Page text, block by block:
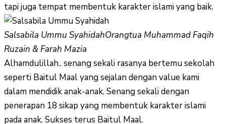
tapi juga tempat membentuk karakter islami yang baik.
Salsabila Ummu SyahidahOrangtua Muhammad Faqih
Ruzain & Farah Mazia
Alhamdulillah.. senang sekali rasanya bertemu sekolah
seperti Baitul Maal yang sejalan dengan value kami
dalam mendidik anak-anak. Senang sekali dengan
penerapan 18 sikap yang membentuk karakter islami
pada anak. Sukses terus Baitul Maal.